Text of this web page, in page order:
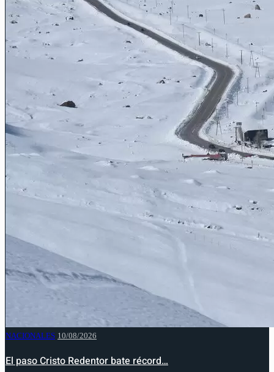
NACIONALES 10/08/2026
El paso Cristo Redentor bate récord…